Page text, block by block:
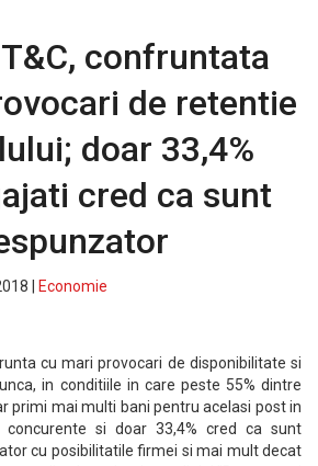
confruntata
de retentie
doar 33,4%
cred ca sunt
|
Economie
cu mari provocari de disponibilitate si
in conditiile in care peste 55% dintre
primi mai multi bani pentru acelasi post in
concurente si doar 33,4% cred ca sunt
cu posibilitatile firmei si mai mult decat